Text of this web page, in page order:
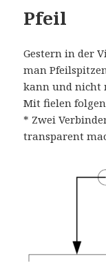
Pfeil
Gestern in der
man
kann und nicht
Mit fielen
* Zwei
transparent